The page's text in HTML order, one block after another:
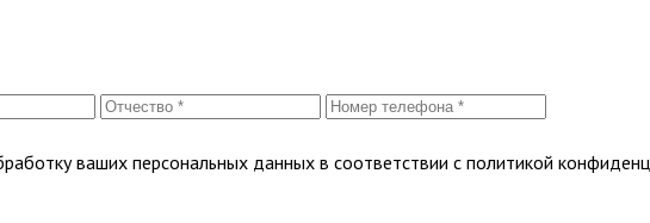
ваших персональных данных в соответствии с политикой